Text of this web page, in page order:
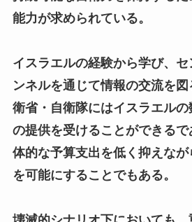
能力が求められている。
イスラエルの経験から学び、
ンネルを通じて情報の交流を
衛省・自衛隊にはイスラエル
の提供を受けることができる
体的な予算支出を低く抑えな
を可能にすることでもある。